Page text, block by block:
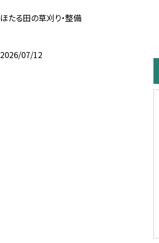
ほたる田の草刈り・整備
2026/07/12